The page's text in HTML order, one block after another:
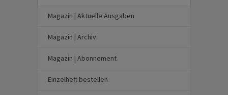
Magazin | Aktuelle Ausgaben
Magazin | Archiv
Magazin | Abonnement
Einzelheft bestellen